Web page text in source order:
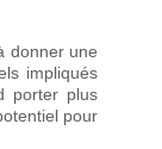
donner une
impliqués
porter plus
pour